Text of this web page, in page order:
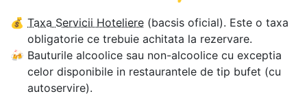
💰 Taxa Servicii Hoteliere (bacsis oficial). Este o taxa
obligatorie ce trebuie achitata la rezervare.
🍻 Bauturile alcoolice sau non-alcoolice cu exceptia
celor disponibile in restaurantele de tip bufet (cu
autoservire).